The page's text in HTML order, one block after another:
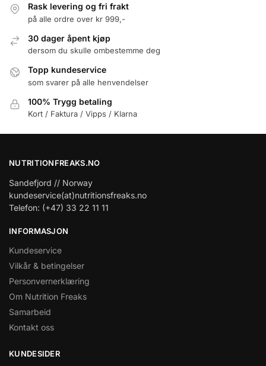
Rask levering og fri frakt
på alle ordre over kr 999,-
30 dager åpent kjøp
dersom du skulle ombestemme deg
Topp kundeservice
som svarer på alle henvendelser
100% Trygg betaling
Kort / Faktura / Vipps / Klarna
NUTRITIONFREAKS.NO
Sandefjord // Norway
kundeservice(at)nutritionsfreaks.no
Telefon: (+47) 33 22 11 11
INFORMASJON
Kundeservice
Vilkår & betingelser
Personvernerklæring
Om Nutrition Freaks
Samarbeid
Kontakt oss
KUNDESIDER